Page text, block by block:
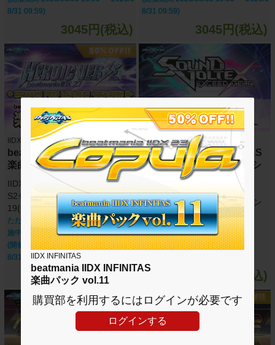
IIDX INFINITAS
beatmania IIDX INFINITAS
楽曲パック vol.11
購買部を利用するにはログインが必要です
ログインする
8/31 09:59)
3045円(税込)
8/31 09:59)
3045円(税込)
IIDX INFINITAS
beatmania IIDX INFINITAS
楽曲パック vol.19
IIDX 27 HEROIC VERSE + BPL
S2セレクション 楽曲パック vol.
19(50曲)
ただいま期間限定半額キャンペーン実
施中！！
(開催期間 2026/08/05 10:00 ～ 2026/0
8/31 09:59)
5390円(税込)
IIDX INFINITAS
beatmania IIDX INFINITAS
SOUND VOLTEX セレクシ
楽曲パック vol.1
SOUND VOLTEX セレクション
楽曲パック vol.1(12曲)
2480円(税込)